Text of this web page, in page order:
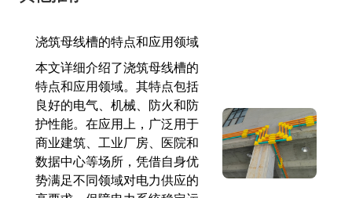
浇筑母线槽的特点和应用领域
本文详细介绍了浇筑母线槽的
特点和应用领域。其特点包括
良好的电气、机械、防火和防
护性能。在应用上，广泛用于
商业建筑、工业厂房、医院和
数据中心等场所，凭借自身优
势满足不同领域对电力供应的